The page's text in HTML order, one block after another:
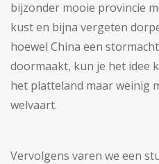
bijzonder mooie provincie
kust en bijna vergeten
hoewel China een
doormaakt, kun je het idee
het platteland maar weinig
welvaart.
Vervolgens varen we een